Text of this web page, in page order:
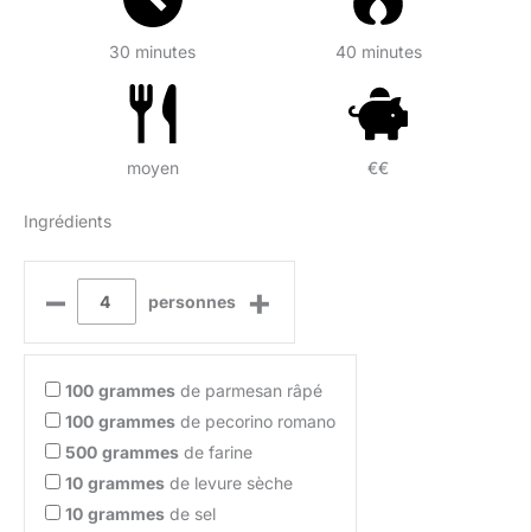
30 minutes 40 minutes
moyen €€
Ingrédients
– personnes +
100 grammes de parmesan râpé
100 grammes de pecorino romano
500 grammes de farine
10 grammes de levure sèche
10 grammes de sel